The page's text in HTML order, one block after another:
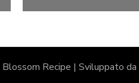
Blossom Recipe | Sviluppato da